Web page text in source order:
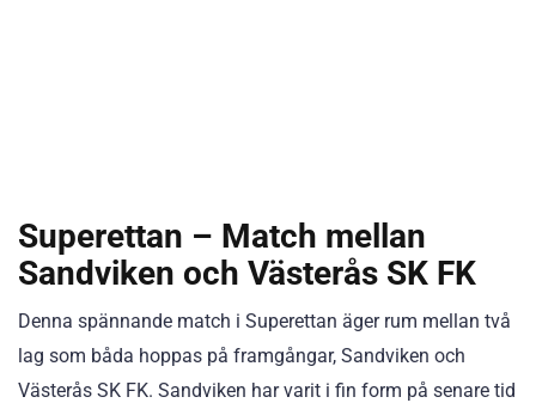
Superettan – Match mellan
Sandviken och Västerås SK FK
Denna spännande match i Superettan äger rum mellan två
lag som båda hoppas på framgångar, Sandviken och
Västerås SK FK. Sandviken har varit i fin form på senare tid